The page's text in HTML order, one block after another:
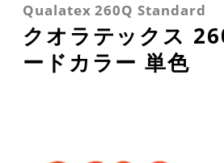
Qualatex 260Q Standard
クオラテックス
ードカラー 単色